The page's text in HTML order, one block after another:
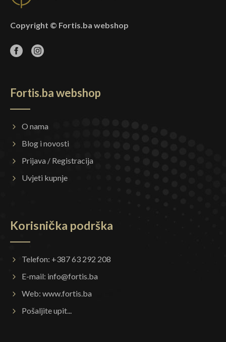
Copyright © Fortis.ba webshop
Fortis.ba webshop
O nama
Blog i novosti
Prijava / Registracija
Uvjeti kupnje
Korisnička podrška
Telefon: +387 63 292 208
E-mail: info@fortis.ba
Web: www.fortis.ba
Pošaljite upit...